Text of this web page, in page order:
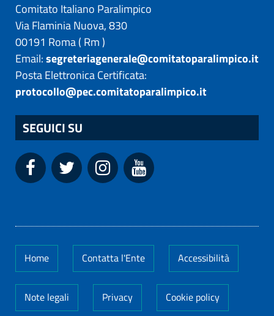
Comitato Italiano Paralimpico
Via Flaminia Nuova, 830
00191 Roma( Rm)
Email:segreteriagenerale@comitatoparalimpico.it
Posta Elettronica Certificata:
protocollo@pec.comitatoparalimpico.it
SEGUICI SU
Home Contatta l'Ente Accessibilità
Note legali Privacy Cookie policy